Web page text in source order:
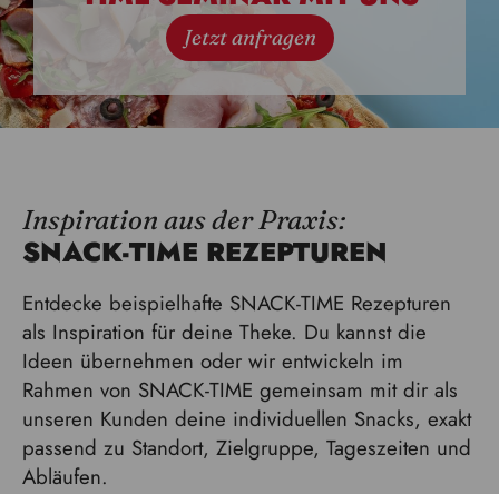
Jetzt anfragen
Inspiration aus der Praxis:
SNACK-TIME REZEPTUREN
Entdecke beispielhafte SNACK-TIME Rezepturen
als Inspiration für deine Theke. Du kannst die
Ideen übernehmen oder wir entwickeln im
Rahmen von SNACK-TIME gemeinsam mit dir als
unseren Kunden deine individuellen Snacks, exakt
passend zu Standort, Zielgruppe, Tageszeiten und
Abläufen.